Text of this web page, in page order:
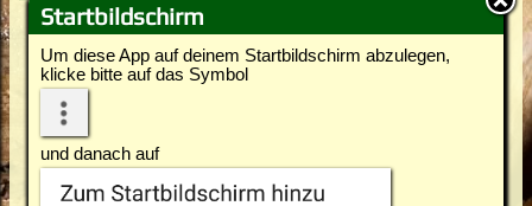
Startbildschirm
Um diese App auf deinem Startbildschirm abzulegen,
klicke bitte auf das Symbol
und danach auf